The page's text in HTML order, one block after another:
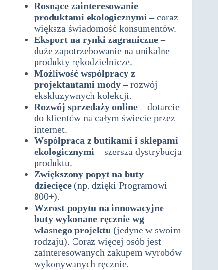
Rosnące zainteresowanie
produktami ekologicznymi – coraz
większa świadomość konsumentów.
Eksport na rynki zagraniczne–
duże zapotrzebowanie na unikalne
produkty rękodzielnicze.
Możliwość współpracy z
projektantami mody– rozwój
ekskluzywnych kolekcji.
Rozwój sprzedaży online– dotarcie
do klientów na całym świecie przez
internet.
Współpraca z butikami i sklepami
ekologicznymi – szersza dystrybucja
produktu.
Zwiększony popyt na buty
dziecięce (np. dzięki Programowi
800+).
Wzrost popytu na innowacyjne
buty wykonane ręcznie wg
własnego projektu (jedyne w swoim
rodzaju). Coraz więcej osób jest
zainteresowanych zakupem wyrobów
wykonywanych ręcznie.